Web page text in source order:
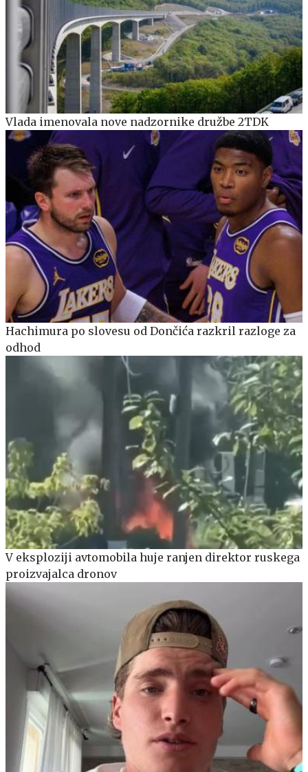
Vlada imenovala nove nadzornike družbe 2TDK
Hachimura po slovesu od Dončića razkril razloge za
odhod
V eksploziji avtomobila huje ranjen direktor ruskega
proizvajalca dronov